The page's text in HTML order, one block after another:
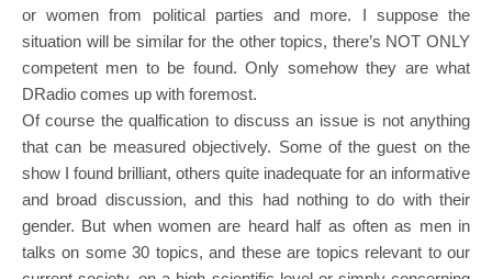
or women from political parties and more. I suppose the
situation will be similar for the other topics, there’s NOT ONLY
competent men to be found. Only somehow they are what
DRadio comes up with foremost.
Of course the qualfication to discuss an issue is not anything
that can be measured objectively. Some of the guest on the
show I found brilliant, others quite inadequate for an informative
and broad discussion, and this had nothing to do with their
gender. But when women are heard half as often as men in
talks on some 30 topics, and these are topics relevant to our